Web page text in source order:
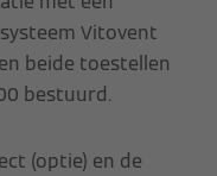
Vitovent
beide toestellen
bestuurd.
(optie) en de